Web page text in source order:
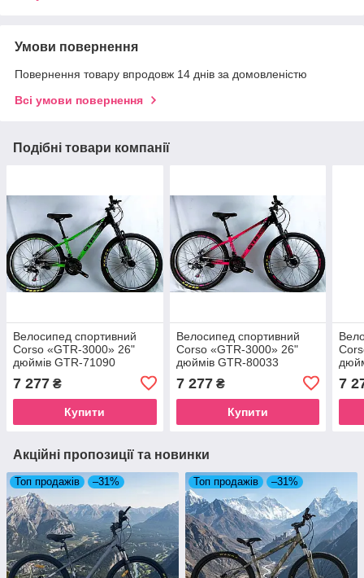
Умови повернення
Повернення товару впродовж 14 днів за домовленістю
Всі умови повернення
Подібні товари компанії
Велоcипед спортивний
Corso «GTR-3000» 26"
дюймів GTR-71090
7 277 ₴
Купити
Велоcипед спортивний
Corso «GTR-3000» 26"
дюймів GTR-80033
7 277₴
Купити
7
Акційні пропозиції та новинки
Топ продажів –31% Топ продажів –31%